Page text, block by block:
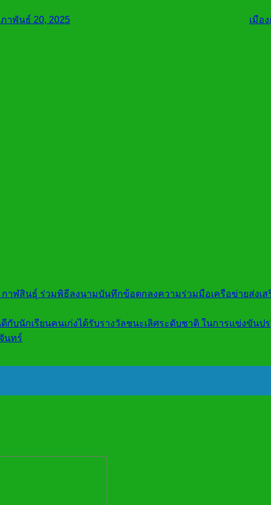
าพันธ์ 20, 2025 เมือ
าฬสินธุ์ ร่วมพิธีลงนามบันทึกข้อตกลงความร่วมมือเครือข่ายส่งเ
กับนักเรียนคนเก่งได้รับรางวัลชนะเลิศระดับชาติ ในการแข่ง
นทร์